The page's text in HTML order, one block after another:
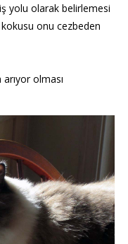
yolu olarak belirlemesi
onu cezbeden
arıyor olması